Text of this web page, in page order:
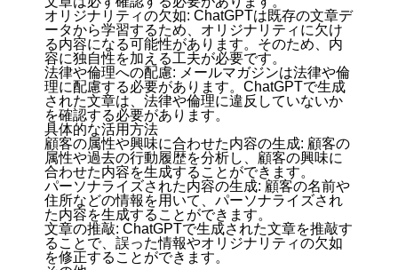
オリジナリティの欠如: ChatGPTは既存の文章デ
ータから学習するため、オリジナリティに欠け
る内容になる可能性があります。そのため、内
容に独自性を加える工夫が必要です。
法律や倫理への配慮: メールマガジンは法律や倫
理に配慮する必要があります。ChatGPTで生成
された文章は、法律や倫理に違反していないか
を確認する必要があります。
具体的な活用方法
顧客の属性や興味に合わせた内容の生成: 顧客の
属性や過去の行動履歴を分析し、顧客の興味に
合わせた内容を生成することができます。
パーソナライズされた内容の生成: 顧客の名前や
住所などの情報を用いて、パーソナライズされ
た内容を生成することができます。
文章の推敲: ChatGPTで生成された文章を推敲す
ることで、誤った情報やオリジナリティの欠如
を修正することができます。